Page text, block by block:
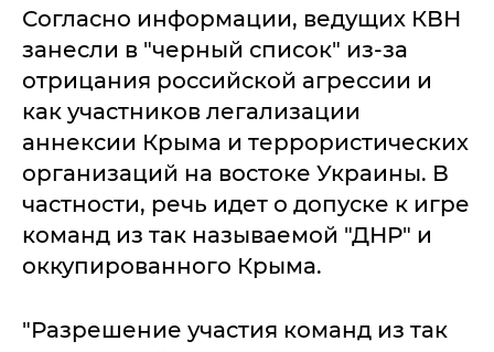
Согласно информации, ведущих КВН
занесли в "черный список" из-за
отрицания российской агрессии и
как участников легализации
аннексии Крыма и террористических
организаций на востоке Украины. В
частности, речь идет о допуске к игре
команд из так называемой "ДНР" и
оккупированного Крыма.
"Разрешение участия команд из так